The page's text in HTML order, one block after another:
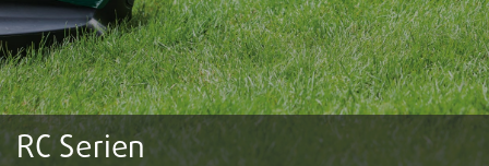
RC Serien